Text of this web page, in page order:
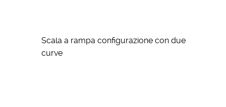
Scala a rampa configurazione con due
curve